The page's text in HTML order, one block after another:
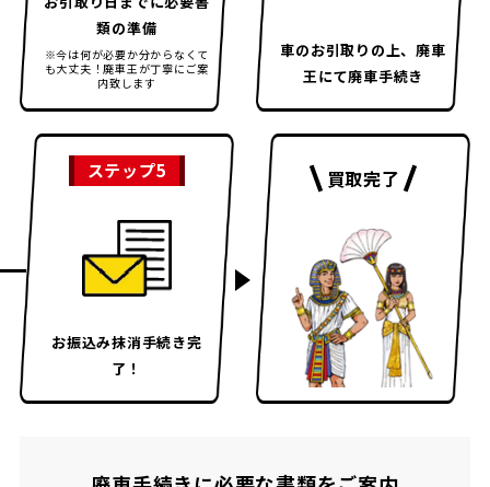
類の準備
※今は何が必要か分からなくて
も大丈夫！廃車王が丁寧にご案
内致します
車のお引取りの上、廃車
王にて廃車手続き
ステップ5
お振込み抹消手続き完
了！
買取完了